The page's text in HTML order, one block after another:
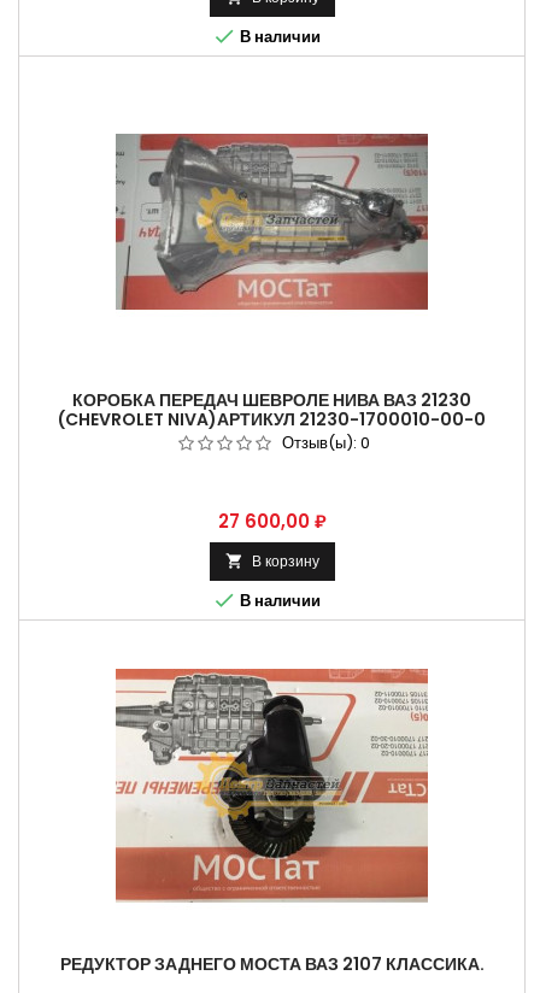
 В наличии
КОРОБКА ПЕРЕДАЧ ШЕВРОЛЕ НИВА ВАЗ 21230
(CHEVROLET NIVA)АРТИКУЛ 21230-1700010-00-0
Отзыв(ы): 0
Цена
27 600,00 ₽
 В корзину
 В наличии
РЕДУКТОР ЗАДНЕГО МОСТА ВАЗ 2107 КЛАССИКА.